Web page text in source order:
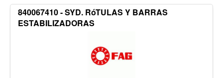
840067410 - SYD. RóTULAS Y BARRAS
ESTABILIZADORAS